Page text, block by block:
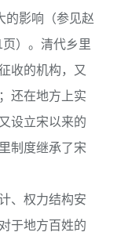
的影响（参见赵
）。清代乡里
收的机构，又
还在地方上实
设立宋以来的
制度继承了宋
、权力结构安
于地方百姓的